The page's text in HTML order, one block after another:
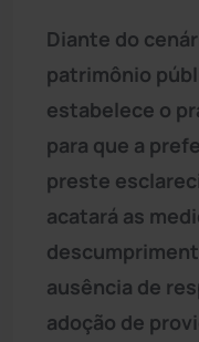
Diante do
patrimônio
estabelece o
para que a
preste
acatará as
ausência de
adoção de